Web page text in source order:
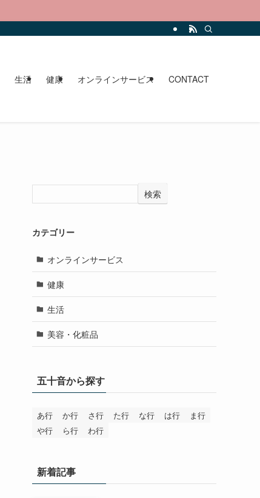
生活 健康 オンラインサービス CONTACT
検索
カテゴリー
オンラインサービス
健康
生活
美容・化粧品
五十音から探す
あ行 か行 さ行 た行 な行 は行
ま行
や行
ら行 わ行
新着記事